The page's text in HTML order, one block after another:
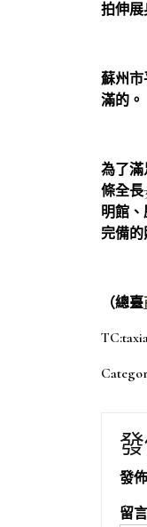
拍伸展
蘇州市
滿的。
為了滿
條全長
明館
完備的
（總臺
發
留言